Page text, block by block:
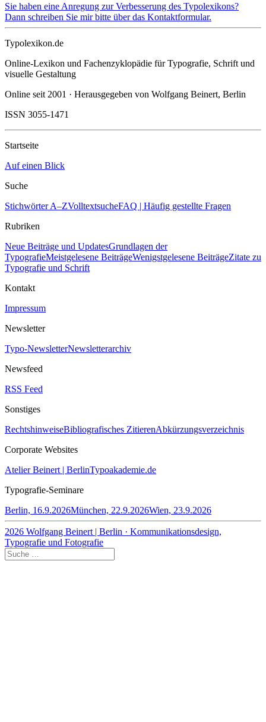
Sie haben eine Anregung zur Verbesserung des Typolexikons?
Dann schreiben Sie mir bitte über das Kontaktformular.
Typolexikon.de
Online-Lexikon und Fachenzyklopädie für Typografie, Schrift und
visuelle Gestaltung
Online seit 2001 · Herausgegeben von Wolfgang Beinert, Berlin
ISSN 3055-1471
Startseite
Auf einen Blick
Suche
Stichwörter A–ZVolltextsucheFAQ | Häufig gestellte Fragen
Rubriken
Neue Beiträge und UpdatesGrundlagen der
TypografieMeistgelesene BeiträgeWenigstgelesene BeiträgeZitate zu
Typografie und Schrift
Kontakt
Impressum
Newsletter
Typo-NewsletterNewsletterarchiv
Newsfeed
RSS Feed
Sonstiges
RechtshinweiseBibliografisches ZitierenAbkürzungsverzeichnis
Corporate Websites
Atelier Beinert | BerlinTypoakademie.de
Typografie-Seminare
Berlin, 16.9.2026München, 22.9.2026Wien, 23.9.2026
2026 Wolfgang Beinert | Berlin · Kommunikationsdesign,
Typografie und Fotografie